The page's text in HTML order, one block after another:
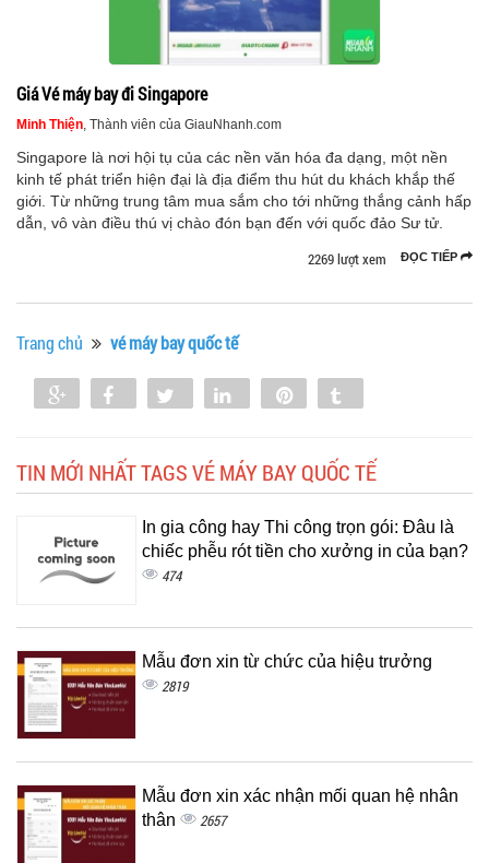
Giá Vé máy bay đi Singapore
Minh Thiện, Thành viên của GiauNhanh.com
Singapore là nơi hội tụ của các nền văn hóa đa dạng, một nền
kinh tế phát triển hiện đại là địa điểm thu hút du khách khắp thế
giới. Từ những trung tâm mua sắm cho tới những thắng cảnh hấp
dẫn, vô vàn điều thú vị chào đón bạn đến với quốc đảo Sư tử.
ĐỌC TIẾP
2269 lượt xem
Trang chủ vé máy bay quốc tế
Share Share Tweet Share
TIN MỚI NHẤT TAGS VÉ MÁY BAY QUỐC TẾ
In gia công hay Thi công trọn gói: Đâu là
chiếc phễu rót tiền cho xưởng in của bạn?
474
Mẫu đơn xin từ chức của hiệu trưởng
2819
Mẫu đơn xin xác nhận mối quan hệ nhân
thân
2657